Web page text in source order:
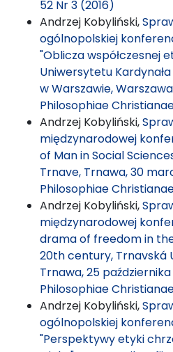
52 Nr 3 (2016)
Andrzej Kobyliński,
ogólnopolskiej
"Oblicza współczesnej
Uniwersytetu
w Warszawie,
Philosophiae
Andrzej Kobyliński,
międzynarodowej
of Man in Social
Trnave, Trnawa, 30
Philosophiae
Andrzej Kobyliński,
międzynarodowej
drama of freedom in
20th century, Trnavská
Trnawa, 25 października
Philosophiae
Andrzej Kobyliński,
ogólnopolskiej
"Perspektywy etyki